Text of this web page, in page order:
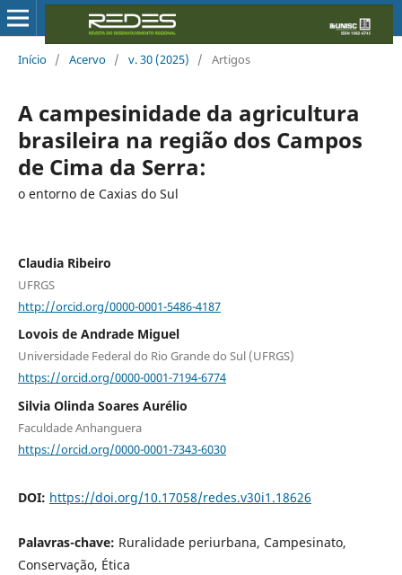
Início / Acervo / v. 30 (2025) / Artigos
A campesinidade da agricultura
brasileira na região dos Campos
de Cima da Serra:
o entorno de Caxias do Sul
Claudia Ribeiro
UFRGS
http://orcid.org/0000-0001-5486-4187
Lovois de Andrade Miguel
Universidade Federal do Rio Grande do Sul (UFRGS)
https://orcid.org/0000-0001-7194-6774
Silvia Olinda Soares Aurélio
Faculdade Anhanguera
https://orcid.org/0000-0001-7343-6030
DOI: https://doi.org/10.17058/redes.v30i1.18626
Palavras-chave: Ruralidade periurbana, Campesinato,
Conservação, Ética